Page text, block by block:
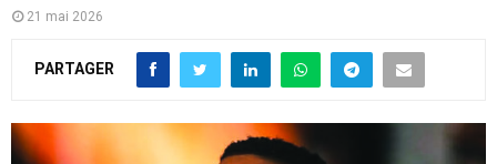
21 mai 2026
PARTAGER